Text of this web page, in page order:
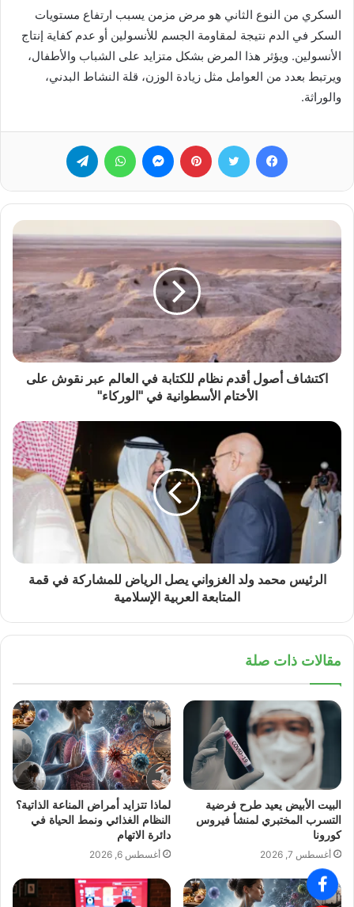
السكري من النوع الثاني هو مرض مزمن يسبب ارتفاع مستويات
السكر في الدم نتيجة لمقاومة الجسم للأنسولين أو عدم كفاية إنتاج
الأنسولين. ويؤثر هذا المرض بشكل متزايد على الشباب والأطفال،
ويرتبط بعدد من العوامل مثل زيادة الوزن، قلة النشاط البدني،
والوراثة.
فيسبوك تويتر بينتيريست ماسنجر واتساب
اكتشاف أصول أقدم نظام للكتابة في العالم عبر نقوش على
الأختام الأسطوانية في "الوركاء"
الرئيس محمد ولد الغزواني يصل الرياض للمشاركة في قمة
المتابعة العربية الإسلامية
مقالات ذات صلة
البيت الأبيض يعيد طرح فرضية
التسرب المختبري لمنشأ فيروس
كورونا
أغسطس 7, 2026
لماذا تتزايد أمراض المناعة الذاتية؟
النظام الغذائي ونمط الحياة في
دائرة الاتهام
أغسطس 6, 2026